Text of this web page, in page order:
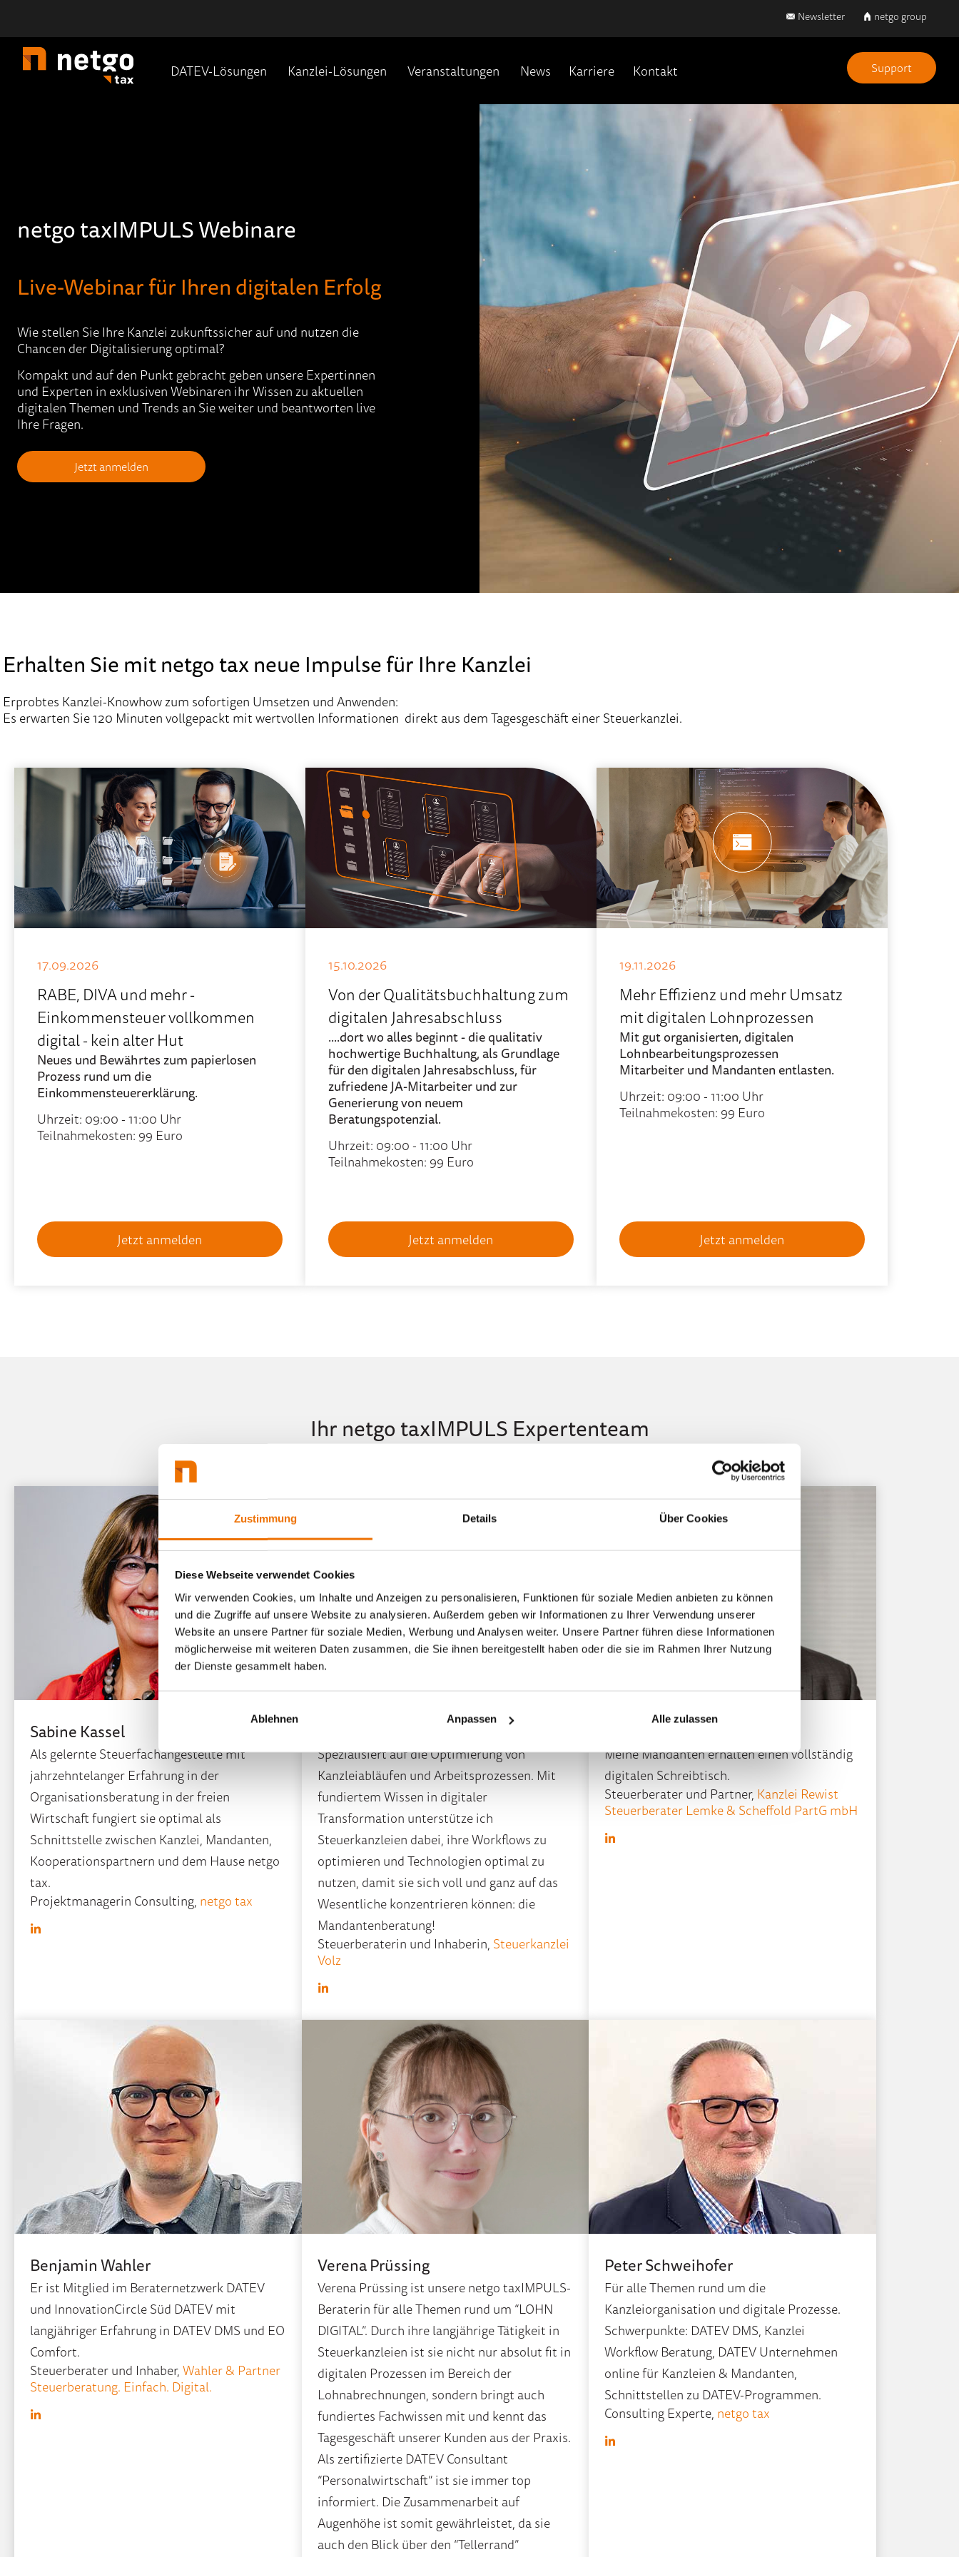
Zustimmung Details Über Cookies
Diese Webseite verwendet Cookies
Wir verwenden Cookies, um Inhalte und Anzeigen zu personalisieren, Funktionen für soziale Medien anbieten zu können
und die Zugriffe auf unsere Website zu analysieren. Außerdem geben wir Informationen zu Ihrer Verwendung unserer
Website an unsere Partner für soziale Medien, Werbung und Analysen weiter. Unsere Partner führen diese Informationen
möglicherweise mit weiteren Daten zusammen, die Sie ihnen bereitgestellt haben oder die sie im Rahmen Ihrer Nutzung
der Dienste gesammelt haben.
Ablehnen Anpassen Alle zulassen
Newsletter netgo group
DATEV-Lösungen Kanzlei-Lösungen Veranstaltungen News Karriere Kontakt Support
netgo taxIMPULS Webinare
Live-Webinar für Ihren digitalen Erfolg
Wie stellen Sie Ihre Kanzlei zukunftssicher auf und nutzen die
Chancen der Digitalisierung optimal?
Kompakt und auf den Punkt gebracht geben unsere Expertinnen
und Experten in exklusiven Webinaren ihr Wissen zu aktuellen
digitalen Themen und Trends an Sie weiter und beantworten live
Ihre Fragen.
Jetzt anmelden
Erhalten Sie mit netgo tax neue Impulse für Ihre Kanzlei
Erprobtes Kanzlei-Knowhow zum sofortigen Umsetzen und Anwenden:
Es erwarten Sie 120 Minuten vollgepackt mit wertvollen Informationen direkt aus dem Tagesgeschäft einer Steuerkanzlei.
17.09.2026
RABE, DIVA und mehr -
Einkommensteuer vollkommen
digital - kein alter Hut
Neues und Bewährtes zum papierlosen
Prozess rund um die
Einkommensteuererklärung.
Uhrzeit: 09:00 - 11:00 Uhr
Teilnahmekosten: 99 Euro
Jetzt anmelden
15.10.2026
Von der Qualitätsbuchhaltung zum
digitalen Jahresabschluss
....dort wo alles beginnt - die qualitativ
hochwertige Buchhaltung, als Grundlage
für den digitalen Jahresabschluss, für
zufriedene JA-Mitarbeiter und zur
Generierung von neuem
Beratungspotenzial.
Uhrzeit: 09:00 - 11:00 Uhr
Teilnahmekosten: 99 Euro
Jetzt anmelden
19.11.2026
Mehr Effizienz und mehr Umsatz
mit digitalen Lohnprozessen
Mit gut organisierten, digitalen
Lohnbearbeitungsprozessen
Mitarbeiter und Mandanten entlasten.
Uhrzeit: 09:00 - 11:00 Uhr
Teilnahmekosten: 99 Euro
Jetzt anmelden
Ihr netgo taxIMPULS Expertenteam
Sabine Kassel
Als gelernte Steuerfachangestellte mit
jahrzehntelanger Erfahrung in der
Organisationsberatung in der freien
Wirtschaft fungiert sie optimal als
Schnittstelle zwischen Kanzlei, Mandanten,
Kooperationspartnern und dem Hause netgo
tax.
Projektmanagerin Consulting, netgo tax
Spezialisiert auf die Optimierung von
Kanzleiabläufen und Arbeitsprozessen. Mit
fundiertem Wissen in digitaler
Transformation unterstütze ich
Steuerkanzleien dabei, ihre Workflows zu
optimieren und Technologien optimal zu
nutzen, damit sie sich voll und ganz auf das
Wesentliche konzentrieren können: die
Mandantenberatung!
Steuerberaterin und Inhaberin, Steuerkanzlei
Volz
Jürgen Lemke
Meine Mandanten erhalten einen vollständig
digitalen Schreibtisch.
Steuerberater und Partner, Kanzlei Rewist
Steuerberater Lemke & Scheffold PartG mbH
Benjamin Wahler
Er ist Mitglied im Beraternetzwerk DATEV
und InnovationCircle Süd DATEV mit
langjähriger Erfahrung in DATEV DMS und EO
Comfort.
Steuerberater und Inhaber,Wahler & Partner
Steuerberatung. Einfach. Digital.
Verena Prüssing
Verena Prüssing ist unsere netgo taxIMPULS-
Beraterin für alle Themen rund um “LOHN
DIGITAL”. Durch ihre langjährige Tätigkeit in
Steuerkanzleien ist sie nicht nur absolut fit in
digitalen Prozessen im Bereich der
Lohnabrechnungen, sondern bringt auch
fundiertes Fachwissen mit und kennt das
Tagesgeschäft unserer Kunden aus der Praxis.
Als zertifizierte DATEV Consultant
“Personalwirtschaft” ist sie immer top
informiert. Die Zusammenarbeit auf
Augenhöhe ist somit gewährleistet, da sie
auch den Blick über den “Tellerrand”
Peter Schweihofer
Für alle Themen rund um die
Kanzleiorganisation und digitale Prozesse.
Schwerpunkte: DATEV DMS, Kanzlei
Workflow Beratung, DATEV Unternehmen
online für Kanzleien & Mandanten,
Schnittstellen zu DATEV-Programmen.
Consulting Experte, netgo tax